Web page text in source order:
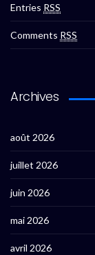
Entries RSS
Comments RSS
Archives
août 2026
juillet 2026
juin 2026
mai 2026
avril 2026